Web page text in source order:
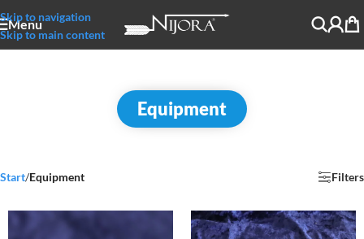
Skip to navigation
Skip to main content
Menu
Equipment
Start/Equipment Filters